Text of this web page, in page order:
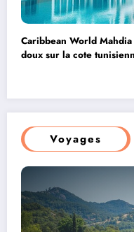
Caribbean World
doux sur la cote
Voyages